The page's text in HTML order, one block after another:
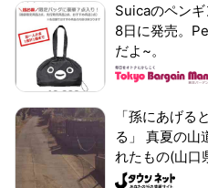
Suicaのペン
8日に発売。
だよ~。
「孫にあげる
る」 真夏の山
れたもの(山口